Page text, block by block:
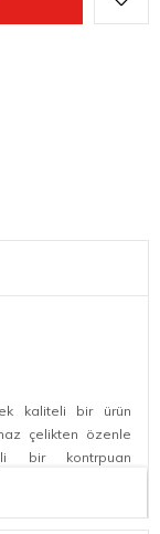
kaliteli bir ürün
çelikten özenle
bir kontrpuan